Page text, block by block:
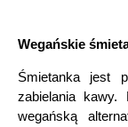
Wegańskie
Śmietanka jest
zabielania kawy.
wegańską